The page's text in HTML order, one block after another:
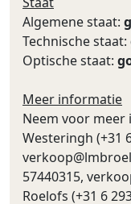
Algemene staat:
Technische staat:
Optische staat:
Meer informatie
Neem voor meer
Westeringh (+31
57440315,
Roelofs (+31 6